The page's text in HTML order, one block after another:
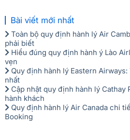
Bài viết mới nhất
Toàn bộ quy định hành lý Air
phải biết
Hiểu đúng quy định hành ý Lào
vẹn
Quy định hành lý Eastern
nhất
Cập nhật quy định hành lý
hành khách
Quy định hành lý Air Canada chi
Booking